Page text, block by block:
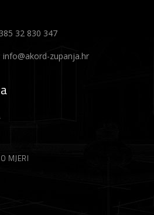
32 830 347
info@akord-zupanja.hr
MJERI